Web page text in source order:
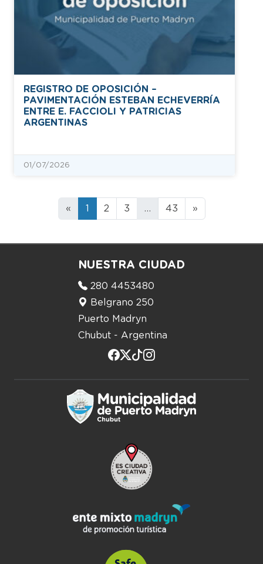
REGISTRO DE OPOSICIÓN –
PAVIMENTACIÓN ESTEBAN ECHEVERRÍA
ENTRE E. FACCIOLI Y PATRICIAS
ARGENTINAS
01/07/2026
« 1 2 3 … 43 »
NUESTRA CIUDAD
280 4453480
Belgrano 250
Puerto Madryn
Chubut - Argentina